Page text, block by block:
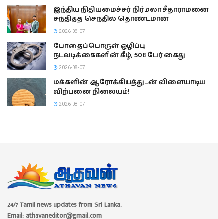
இந்திய நிதியமைச்சர் நிர்மலா சீதாராமனை
சந்தித்த செந்தில் தொண்டமான்
2026-08-07
போதைப்பொருள் ஒழிப்பு
நடவடிக்கைகளின் கீழ், 508 பேர் கைது
2026-08-07
மக்களின் ஆரோக்கியத்துடன் விளையாடிய
விற்பனை நிலையம்!
2026-08-07
24/7 Tamil news updates from Sri Lanka.
Email: athavaneditor@gmail.com